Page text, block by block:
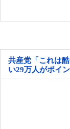
共産党「これは
い29万人がポイ